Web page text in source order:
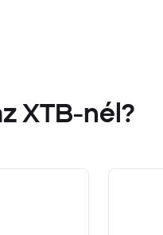
XTB-nél?